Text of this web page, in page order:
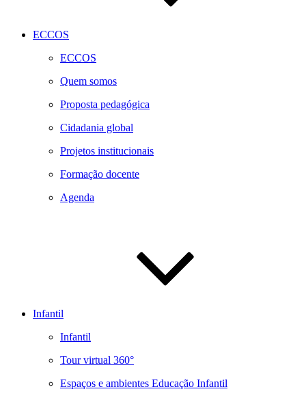
ECCOS
ECCOS
Quem somos
Proposta pedagógica
Cidadania global
Projetos institucionais
Formação docente
Agenda
Infantil
Infantil
Tour virtual 360°
Espaços e ambientes Educação Infantil